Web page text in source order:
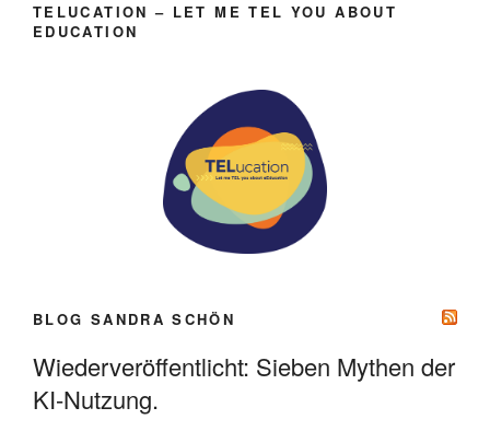
TELUCATION – LET ME TEL YOU ABOUT
EDUCATION
BLOG SANDRA SCHÖN
Wiederveröffentlicht: Sieben Mythen der
KI-Nutzung.